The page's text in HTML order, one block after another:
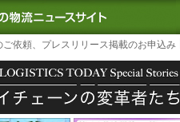
TODAY｜国内最大の物流ニ
ご依頼、プレスリリース掲載のお申込み